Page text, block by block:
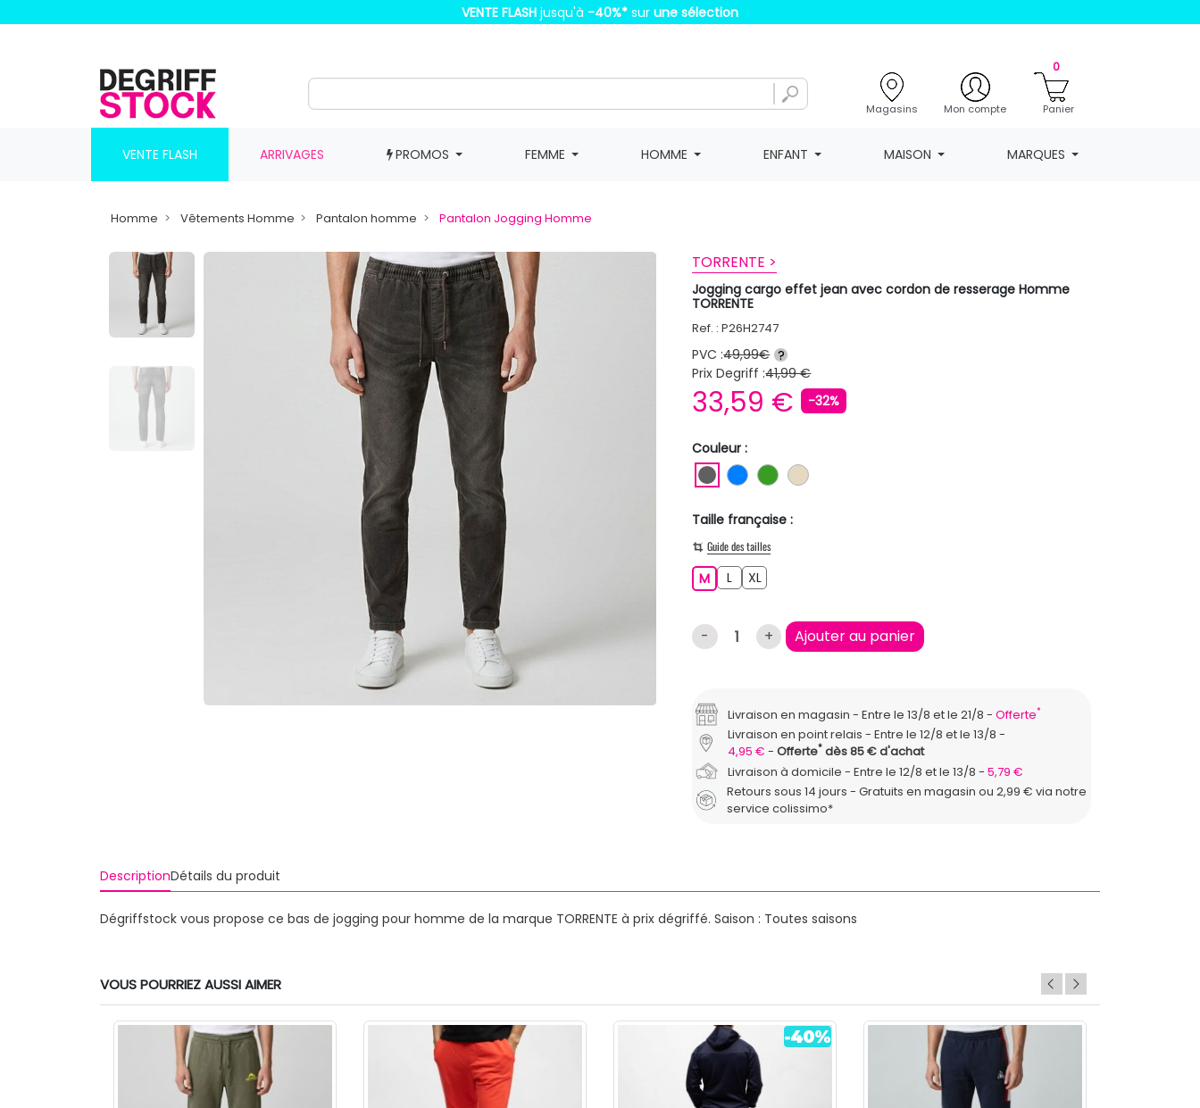
VENTE FLASH jusqu'à -40%* sur une sélection
Magasins Mon compte
0
Panier
VENTE FLASH ARRIVAGES PROMOS FEMME HOMME ENFANT MAISON MARQUES
Homme Vêtements Homme Pantalon homme Pantalon Jogging Homme
TORRENTE >
Jogging cargo effet jean avec cordon de resserage Homme
TORRENTE
Ref. : P26H2747
PVC :49,99€ ?
Prix Degriff :41,99 €
33,59 € -32%
Couleur :
GRIS FONCE
BLEUVERTBEIGE
Taille française :
Guide des tailles
MM LL XLXL
- + Ajouter au panier
Livraison en magasin Entre le 13/8 et le 21/8 Offerte*
Livraison en point relais
Entre le 12/8 et le 13/8
4,95 €
Offerte*dès 85 € d'achat
Livraison à domicile
Entre le 12/8 et le 13/8
5,79 €
Retours sous 14 jours - Gratuits en magasin ou 2,99 € via notre
service colissimo*
DescriptionDétails du produit
Dégriffstock vous propose ce bas de jogging pour homme de la marque TORRENTE à prix dégriffé. Saison : Toutes saisons
VOUS POURRIEZ AUSSI AIMER